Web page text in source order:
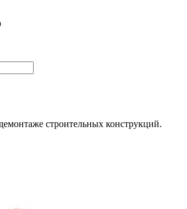
строительных конструкций.